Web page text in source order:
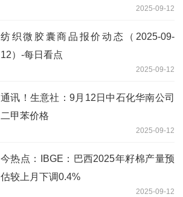
2025-09-12
纺织微胶囊商品报价动态（2025-09-
12）-每日看点
2025-09-12
通讯！生意社：9月12日中石化华南公司
二甲苯价格
2025-09-12
今热点：IBGE：巴西2025年籽棉产量预
估较上月下调0.4%
2025-09-12